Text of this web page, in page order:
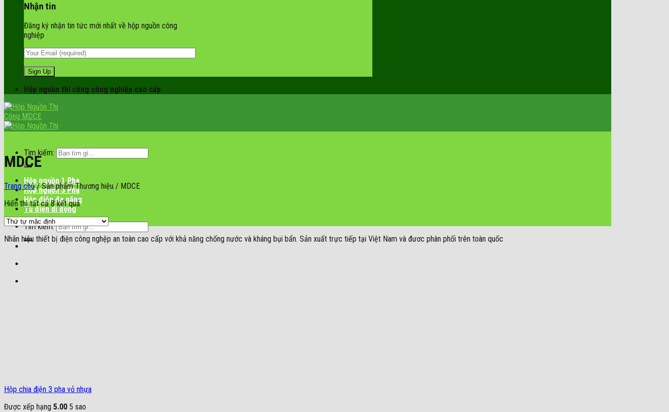
Nhận tin
Đăng ký nhận tin tức mới nhất về hộp nguồn công
nghiệp
Hộp nguồn thi công công nghiệp cao cấp
Tìm kiếm:
Hộp nguồn 1 Pha
Hộp nguồn 3 Pha
Hộp điện đa năng
Tủ điện di động
Tìm kiếm:
MDCE
Trang chủ /Sản phẩm Thương hiệu / MDCE
Hiển thị tất cả 8 kết quả
Nhãn hiệu thiết bị điện công nghệp an toàn cao cấp với khả năng chống nước và kháng bụi bẩn. Sản xuất trực tiếp tại Việt Nam và đươc phân phối trên toàn quốc
Hộp chia điện 3 pha vỏ nhựa
Được xếp hạng 5.00 5 sao